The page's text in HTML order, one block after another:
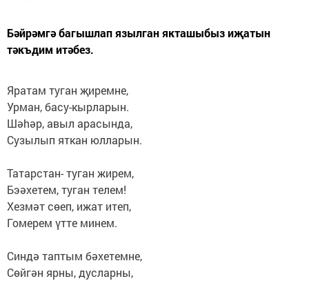
Бәйрәмгә багышлап язылган якташыбыз иҗатын
тәкъдим итәбез.
Яратам туган җиремне,
Урман, басу-кырларын.
Шәhәр, авыл арасында,
Сузылып яткан юлларын.
Татарстан- туган жирем,
Бэәхетем, туган телем!
Хезмәт сөеп, ижат итеп,
Гомерем үтте минем.
Синдә таптым бәхетемне,
Сөйгән ярны, дусларны,